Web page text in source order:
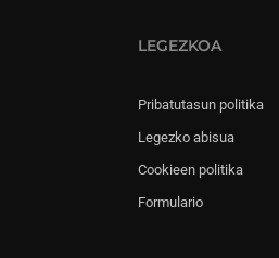
LEGEZKOA
Pribatutasun politika
Legezko abisua
Cookieen politika
Formulario